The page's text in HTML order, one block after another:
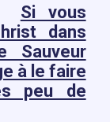
Si vous
dans
Sauveur
à le faire
peu de